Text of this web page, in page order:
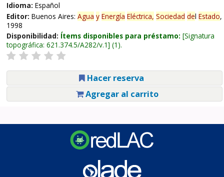
Idioma: Español
Editor: Buenos Aires: Agua y Energía Eléctrica, Sociedad del Estado,
1998
Disponibilidad: Ítems disponibles para préstamo: Signatura
topográfica: 621.374.5/A282/v.1 (1).
Hacer reserva
Agregar al carrito